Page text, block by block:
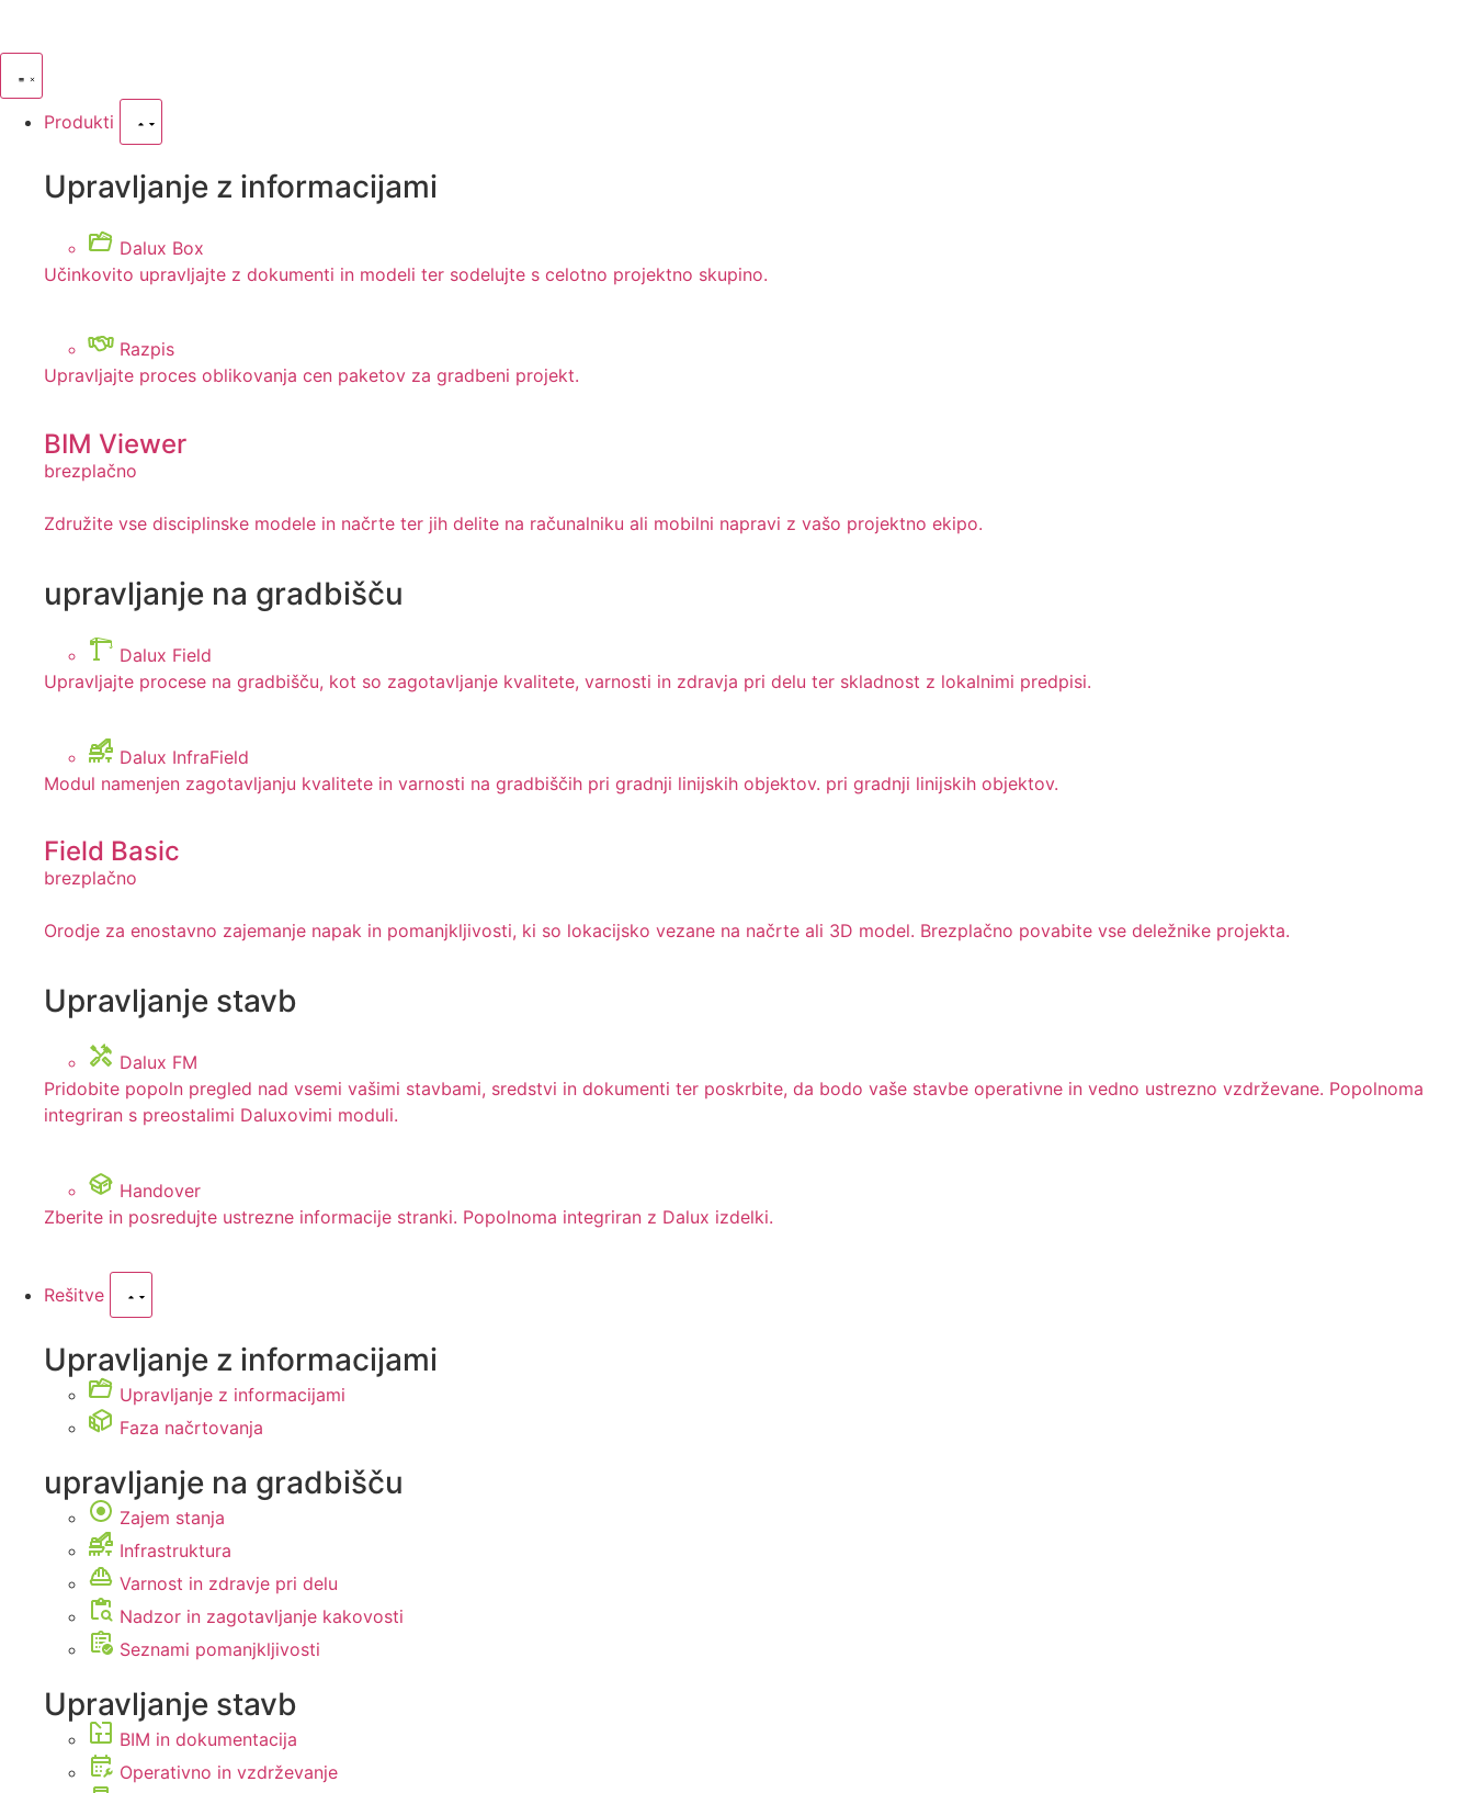
Produkti
Upravljanje z informacijami
Dalux Box
Učinkovito upravljajte z dokumenti in modeli ter sodelujte s celotno projektno skupino.
Razpis
Upravljajte proces oblikovanja cen paketov za gradbeni projekt.
BIM Viewer
brezplačno
Združite vse disciplinske modele in načrte ter jih delite na računalniku ali mobilni napravi z vašo projektno ekipo.
upravljanje na gradbišču
Dalux Field
Upravljajte procese na gradbišču, kot so zagotavljanje kvalitete, varnosti in zdravja pri delu ter skladnost z lokalnimi predpisi.
Dalux InfraField
Modul namenjen zagotavljanju kvalitete in varnosti na gradbiščih pri gradnji linijskih objektov. pri gradnji linijskih objektov.
Field Basic
brezplačno
Orodje za enostavno zajemanje napak in pomanjkljivosti, ki so lokacijsko vezane na načrte ali 3D model. Brezplačno povabite vse deležnike projekta.
Upravljanje stavb
Dalux FM
Pridobite popoln pregled nad vsemi vašimi stavbami, sredstvi in dokumenti ter poskrbite, da bodo vaše stavbe operativne in vedno ustrezno vzdrževane. Popolnoma
integriran s preostalimi Daluxovimi moduli.
Handover
Zberite in posredujte ustrezne informacije stranki. Popolnoma integriran z Dalux izdelki.
Rešitve
Upravljanje z informacijami
Upravljanje z informacijami
Faza načrtovanja
upravljanje na gradbišču
Zajem stanja
Infrastruktura
Varnost in zdravje pri delu
Nadzor in zagotavljanje kakovosti
Seznami pomanjkljivosti
Upravljanje stavb
BIM in dokumentacija
Operativno in vzdrževanje